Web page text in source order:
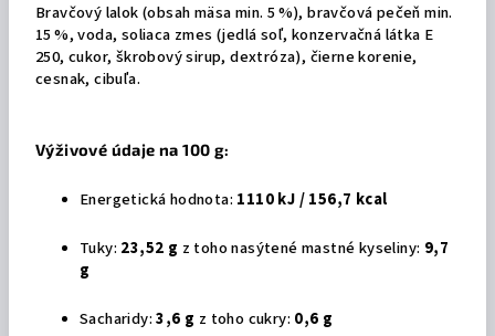
Bravčový lalok (obsah mäsa min. 5 %), bravčová pečeň min.
15 %, voda, soliaca zmes (jedlá soľ, konzervačná látka E
250, cukor, škrobový sirup, dextróza), čierne korenie,
cesnak, cibuľa.
Výživové údaje na 100 g:
Energetická hodnota: 1110 kJ / 156,7 kcal
Tuky: 23,52 g z toho nasýtené mastné kyseliny: 9,7
g
Sacharidy:3,6 g z toho cukry: 0,6 g